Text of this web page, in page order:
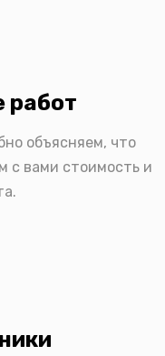
работ
объясняем, что
с вами стоимость и